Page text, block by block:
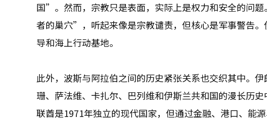
国”。然而，宗教只是表面，实际上是权力和安全的问
者的巢穴”，听起来像是宗教谴责，但核心是军事警告
导和海上行动基地。
此外，波斯与阿拉伯之间的历史紧张关系也交织其中。
珊、萨法维、卡扎尔、巴列维和伊斯兰共和国的漫长历
联酋是1971年独立的现代国家，但通过金融、港口、能